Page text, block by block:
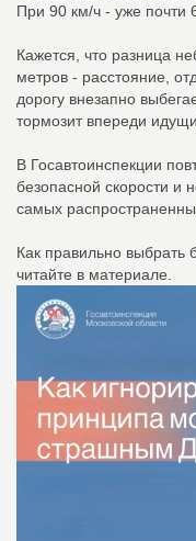
При 90 км/ч - уже почти
Кажется, что разница
метров - расстояние,
дорогу внезапно
тормозит впереди
В Госавтоинспекции
безопасной скорости и
самых
Как правильно выбрать
читайте в материале.